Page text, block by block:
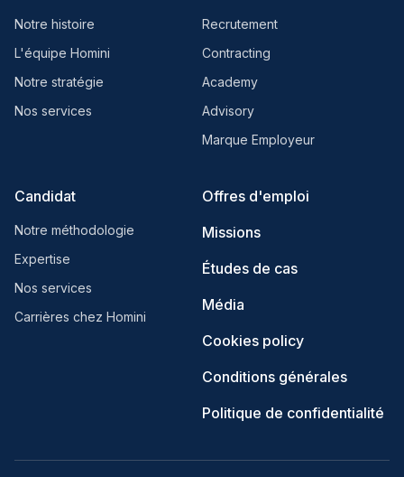
Notre histoire
L'équipe Homini
Notre stratégie
Nos services
Recrutement
Contracting
Academy
Advisory
Marque Employeur
Candidat
Notre méthodologie
Expertise
Nos services
Carrières chez Homini
Offres d'emploi
Missions
Études de cas
Média
Cookies policy
Conditions générales
Politique de confidentialité